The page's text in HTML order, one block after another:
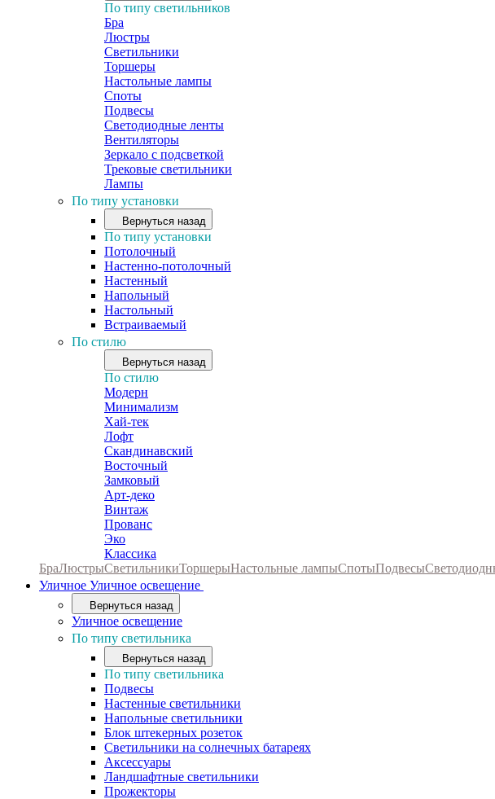
По типу светильников
Бра
Люстры
Светильники
Торшеры
Настольные лампы
Споты
Подвесы
Светодиодные ленты
Вентиляторы
Зеркало с подсветкой
Трековые светильники
Лампы
По типу установки
Вернуться назад
По типу установки
Потолочный
Настенно-потолочный
Настенный
Напольный
Настольный
Встраиваемый
По стилю
Вернуться назад
По стилю
Модерн
Минимализм
Хай-тек
Лофт
Скандинавский
Восточный
Замковый
Арт-деко
Винтаж
Прованс
Эко
Классика
БраЛюстрыСветильникиТоршерыНастольные лампыСпотыПодвесы
Уличное Уличное освещение
Вернуться назад
Уличное освещение
По типу светильника
Вернуться назад
По типу светильника
Подвесы
Настенные светильники
Напольные светильники
Блок штекерных розеток
Светильники на солнечных батареях
Аксессуары
Ландшафтные светильники
Прожекторы